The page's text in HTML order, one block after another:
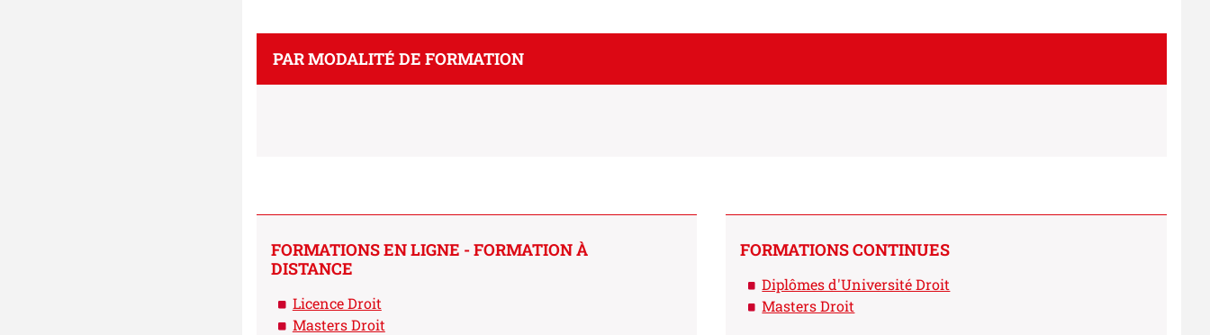
PAR MODALITÉ DE FORMATION
FORMATIONS EN LIGNE - FORMATION À
DISTANCE
Licence Droit
Masters Droit
FORMATIONS CONTINUES
Diplômes d'Université Droit
Masters Droit